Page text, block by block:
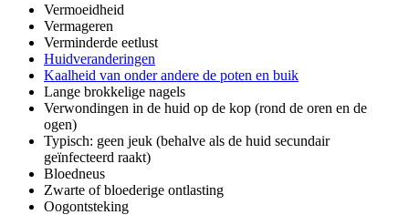
Vermoeidheid
Vermageren
Verminderde eetlust
Huidveranderingen
Kaalheid van onder andere de poten en buik
Lange brokkelige nagels
Verwondingen in de huid op de kop (rond de oren en de
ogen)
Typisch: geen jeuk (behalve als de huid secundair
geïnfecteerd raakt)
Bloedneus
Zwarte of bloederige ontlasting
Oogontsteking